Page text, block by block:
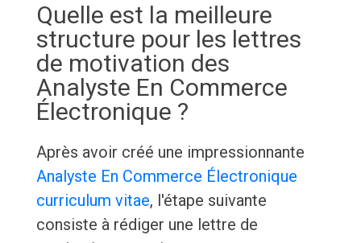
Quelle est la meilleure
structure pour les lettres
de motivation des
Analyste En Commerce
Électronique ?
Après avoir créé une impressionnante
Analyste En Commerce Électronique
curriculum vitae, l'étape suivante
consiste à rédiger une lettre de